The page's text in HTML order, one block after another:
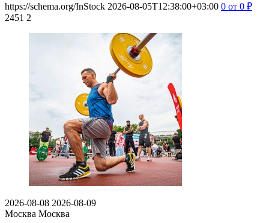
https://schema.org/InStock 2026-08-05T12:38:00+03:00 0 от 0 ₽
2451 2
2026-08-08 2026-08-09
Москва Москва